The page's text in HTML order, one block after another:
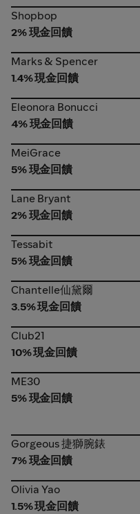
Shopbop
Shopbop
2% 現金回饋
Marks & Spencer
Marks & Spencer
1.4% 現金回饋
Eleonora Bonucci
Eleonora Bonucci
4% 現金回饋
MeiGrace
MeiGrace
5% 現金回饋
Lane Bryant
Lane Bryant
2% 現金回饋
Tessabit
Tessabit
5% 現金回饋
Chantelle仙黛爾
Chantelle仙黛爾
3.5% 現金回饋
Club21
Club21
10% 現金回饋
ME30
ME30
5% 現金回饋
Gorgeous 捷獅腕錶
Gorgeous 捷獅腕錶
7% 現金回饋
Olivia Yao
Olivia Yao
1.5% 現金回饋